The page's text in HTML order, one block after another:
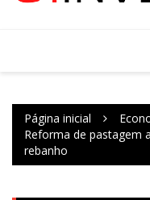
Página inicial
Reforma de pastagem
rebanho